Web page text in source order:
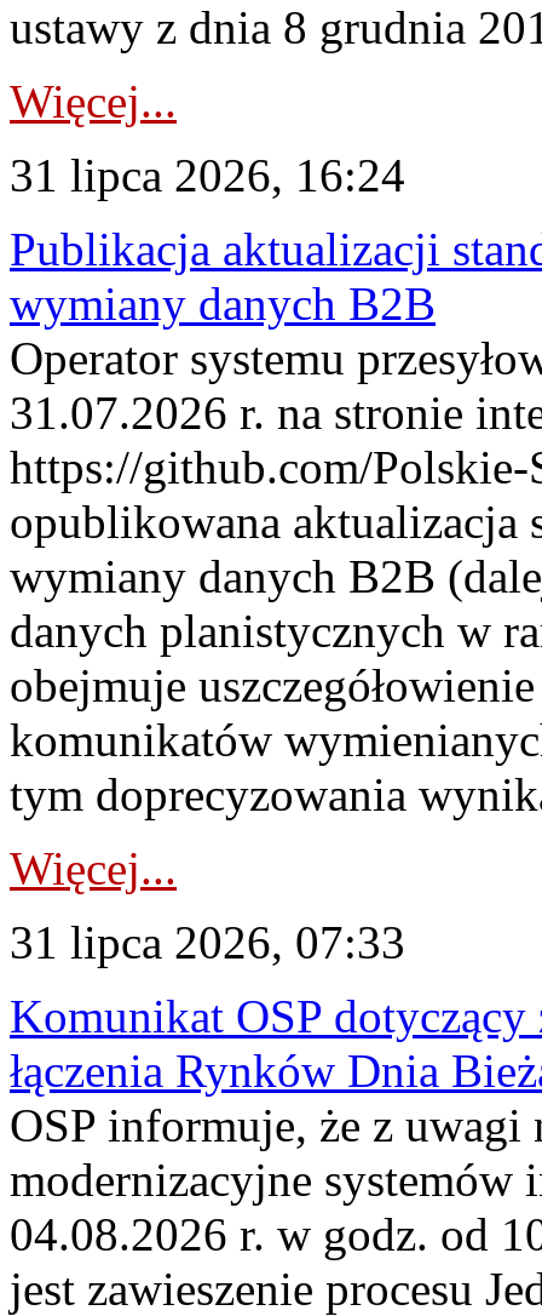
ustawy z dnia 8 grudnia
Więcej...
31 lipca 2026, 16:24
Publikacja aktualizacji
wymiany danych B2B
Operator systemu
31.07.2026 r. na stronie
https://github.com/Polskie-
opublikowana aktualizacja
wymiany danych B2B
danych planistycznych w
obejmuje
komunikatów
tym doprecyzowania
Więcej...
31 lipca 2026, 07:33
Komunikat OSP dotyczący
łączenia Rynków Dnia
OSP informuje, że z uwagi
modernizacyjne
04.08.2026 r. w godz. od
jest zawieszenie procesu